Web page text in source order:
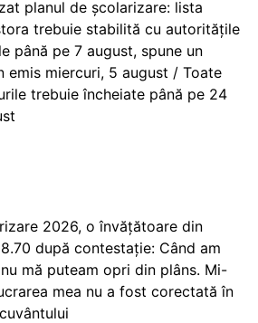
planul de școlarizare: lista
trebuie stabilită cu autoritățile
până pe 7 august, spune un
emis miercuri, 5 august / Toate
trebuie încheiate până pe 24
2026, o învățătoare din
după contestație: Când am
mă puteam opri din plâns. Mi-
mea nu a fost corectată în